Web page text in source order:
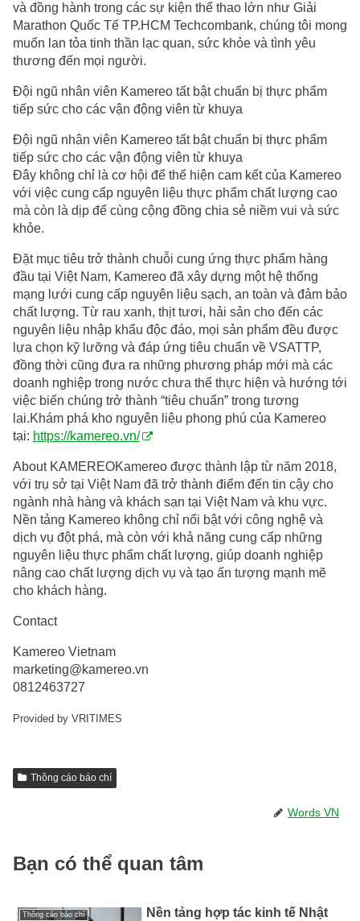
và đồng hành trong các sự kiện thể thao lớn như Giải
Marathon Quốc Tế TP.HCM Techcombank, chúng tôi mong
muốn lan tỏa tinh thần lạc quan, sức khỏe và tình yêu
thương đến mọi người.
Đội ngũ nhân viên Kamereo tất bật chuẩn bị thực phẩm
tiếp sức cho các vận động viên từ khuya
Đội ngũ nhân viên Kamereo tất bật chuẩn bị thực phẩm
tiếp sức cho các vận động viên từ khuya
Đây không chỉ là cơ hội để thể hiện cam kết của Kamereo
với việc cung cấp nguyên liệu thực phẩm chất lượng cao
mà còn là dịp để cùng cộng đồng chia sẻ niềm vui và sức
khỏe.
Đặt mục tiêu trở thành chuỗi cung ứng thực phẩm hàng
đầu tại Việt Nam, Kamereo đã xây dựng một hệ thống
mạng lưới cung cấp nguyên liệu sạch, an toàn và đảm bảo
chất lượng. Từ rau xanh, thịt tươi, hải sản cho đến các
nguyên liệu nhập khẩu độc đáo, mọi sản phẩm đều được
lựa chọn kỹ lưỡng và đáp ứng tiêu chuẩn về VSATTP,
đồng thời cũng đưa ra những phương pháp mới mà các
doanh nghiệp trong nước chưa thể thực hiện và hướng tới
việc biến chúng trở thành “tiêu chuẩn” trong tương
lai.Khám phá kho nguyên liệu phong phú của Kamereo
tại: https://kamereo.vn/
About KAMEREOKamereo được thành lập từ năm 2018,
với trụ sở tại Việt Nam đã trở thành điểm đến tin cậy cho
ngành nhà hàng và khách sạn tại Việt Nam và khu vực.
Nền tảng Kamereo không chỉ nổi bật với công nghệ và
dịch vụ đột phá, mà còn với khả năng cung cấp những
nguyên liệu thực phẩm chất lượng, giúp doanh nghiệp
nâng cao chất lượng dịch vụ và tạo ấn tượng mạnh mẽ
cho khách hàng.
Contact
Kamereo Vietnam
marketing@kamereo.vn
0812463727
Provided by VRITIMES
Thông cáo báo chí
Words VN
Bạn có thể quan tâm
Thông cáo báo chí
Nền tảng hợp tác kinh tế Nhật